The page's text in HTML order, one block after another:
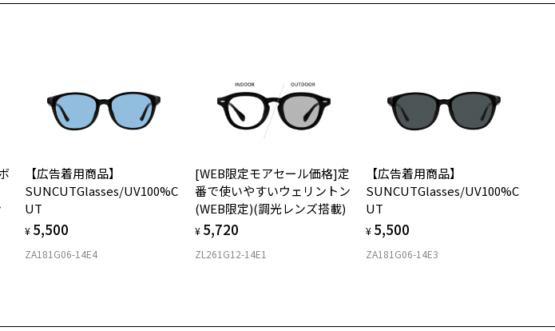
追加済です。
リストはこちら
度なし調光レン
ラー：ブラック/単価：￥9,303
ZC241G10-49E1：べっ甲×ブラウン系レンズ。
ZC241G10-49E2：べっ甲×グリーン系レンズ。
ZC241G10-49E3：べっ甲×調光ブラウン。
【スタイリングポイント】
カジュアルなスタイリングからかっちりめのシャツスタイルまで相性は
抜群！
シンプルなスタイリングのアクセント付けや知的な印象の強調にもおす
すめです。
CLASSIC(クラシック) 特集ページをみる
お持ちのZoffメガネサイズを確認するには？
仕上がり寸法
日より１年間修理又は交換させて頂きます。
※保証期間内に交換が行われた場合、保証期間は初期の期間から延長されま
せん。
視力の変化を早めに発見するために、定期的な視力測定をおす
すめいたします。
【広告着用商品】
SUNCUTGlasses/UV100%C
UT
¥ 5,500
ZA181G06-14E4
[WEB限定モアセール価格]定
番で使いやすいウェリントン
(WEB限定)(調光レンズ搭載)
¥ 5,720
ZL261G12-14E1
【広告着用商品】
SUNCUTGlasses/UV100%C
UT
¥ 5,500
ZA181G06-14E3